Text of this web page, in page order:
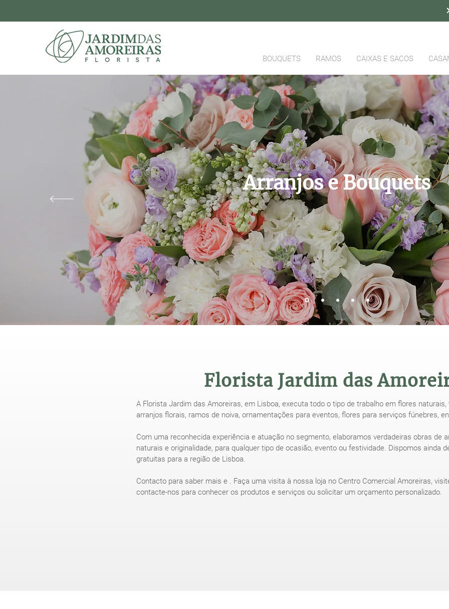
BOUQUETS RAMOS CAIXAS E SACOS
Arranjos e Bouquets
SABER MAIS
Florista Jardim das
A Florista Jardim das Amoreiras, em Lisboa, executa todo o tipo de trabalho em flores
arranjos florais, ramos de noiva, ornamentações para eventos, flores para serviços fúnebres,
Com uma reconhecida experiência e atuação no segmento, elaboramos verdadeiras obras de
naturais e originalidade, para qualquer tipo de ocasião, evento ou festividade. Dispomos ainda
gratuitas para a região de Lisboa.
Contacto para saber mais e . Faça uma visita à nossa loja no Centro Comercial Amoreiras,
contacte-nos para conhecer os produtos e serviços ou solicitar um orçamento personalizado.